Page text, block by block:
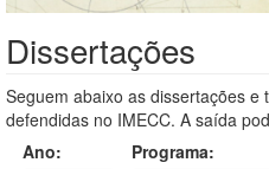
Dissertações
Seguem abaixo as dissertações e
defendidas no IMECC. A saída
Ano:
Programa: